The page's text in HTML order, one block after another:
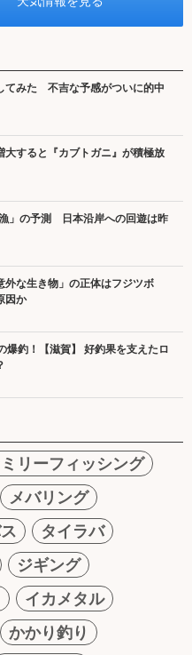
てみた 不吉な予感がついに的中
大すると『カブトガニ』が積極放
」の予測 日本沿岸への回遊は昨
外な生き物」の正体はフジツボ
因か
爆釣！【滋賀】 好釣果を支えたロ
リーフィッシング
メバリング
タイラバ
ジギング
イカメタル
かかり釣り